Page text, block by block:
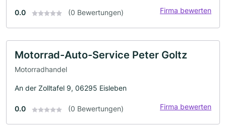
0.0 (0 Bewertungen) Firma bewerten
Motorrad-Auto-Service Peter Goltz
Motorradhandel
An der Zolltafel 9, 06295 Eisleben
0.0 (0 Bewertungen) Firma bewerten